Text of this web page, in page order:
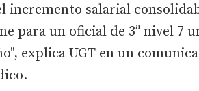
incremento salarial
para un oficial de 3ª nivel 7
explica UGT en un